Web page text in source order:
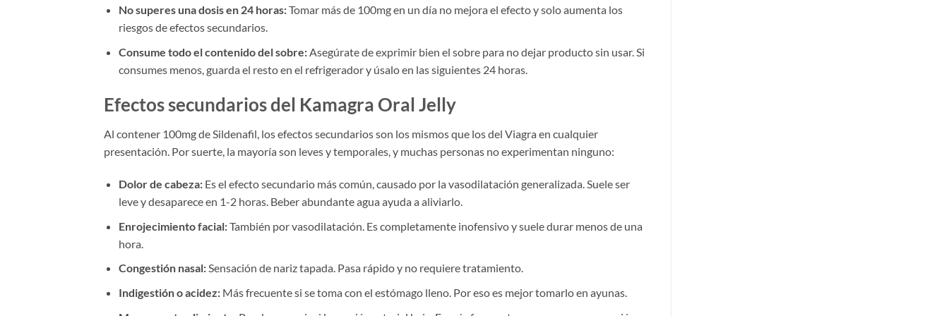
No superes una dosis en 24 horas:Tomar más de 100mg en un día no mejora el efecto y solo aumenta los
riesgos de efectos secundarios.
Consume todo el contenido del sobre:Asegúrate de exprimir bien el sobre para no dejar producto sin usar. Si
consumes menos, guarda el resto en el refrigerador y úsalo en las siguientes 24 horas.
Efectos secundarios del Kamagra Oral Jelly
Al contener 100mg de Sildenafil, los efectos secundarios son los mismos que los del Viagra en cualquier
presentación. Por suerte, la mayoría son leves y temporales, y muchas personas no experimentan ninguno:
Dolor de cabeza:Es el efecto secundario más común, causado por la vasodilatación generalizada. Suele ser
leve y desaparece en 1-2 horas. Beber abundante agua ayuda a aliviarlo.
Enrojecimiento facial:También por vasodilatación. Es completamente inofensivo y suele durar menos de una
hora.
Congestión nasal:Sensación de nariz tapada. Pasa rápido y no requiere tratamiento.
Indigestión o acidez:Más frecuente si se toma con el estómago lleno. Por eso es mejor tomarlo en ayunas.